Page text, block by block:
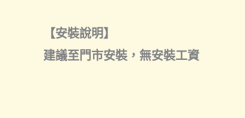
【安裝說明】
建議至門市安裝，無安裝工資